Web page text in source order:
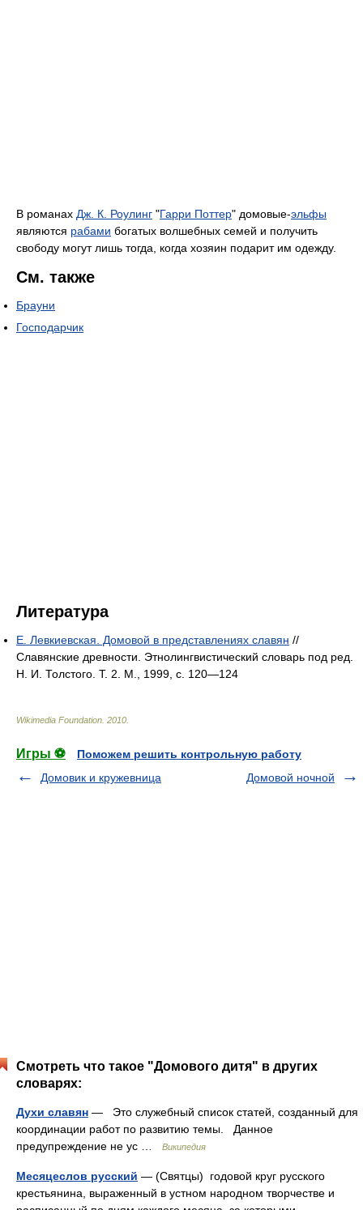
В романах Дж. К. Роулинг "Гарри Поттер" домовые-эльфы
являются рабами богатых волшебных семей и получить
свободу могут лишь тогда, когда хозяин подарит им одежду.
См. также
Брауни
Господарчик
Литература
Е. Левкиевская. Домовой в представлениях славян //
Славянские древности. Этнолингвистический словарь под ред.
Н. И. Толстого. Т. 2. М., 1999, с. 120—124
Wikimedia Foundation 2010
Игры ⚽
Поможем решить контрольную работу
Домовик и кружевница
Домовой ночной
Смотреть что такое "Домового дитя" в других
словарях:
Духи славян — Это служебный список статей, созданный для
координации работ по развитию темы. Данное
предупреждение не ус …
Википедия
Месяцеслов русский — (Святцы) годовой круг русского
крестьянина, выраженный в устном народном творчестве и